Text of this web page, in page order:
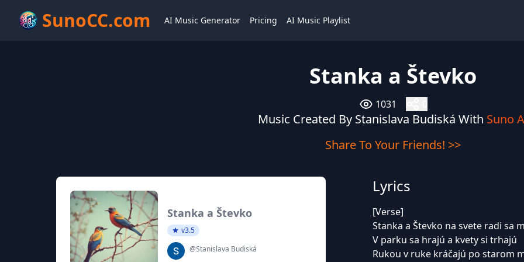
SunoCC.com AI Music Generator Pricing AI Music Playlist
Stanka a Števko
1031
Music Created By Stanislava Budiská With Suno
Share To Your Friends! >>
Stanka a Števko
v3.5
@Stanislava Budiská
Lyrics
[Verse]
Stanka a Števko na svete radi sa
V parku sa hrajú a kvety si trhajú
Rukou v ruke kráčajú po starom